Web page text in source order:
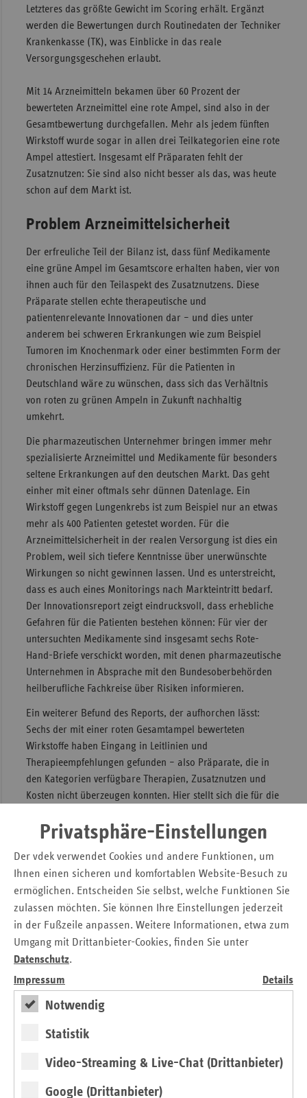
Privatsphäre-Einstellungen
Der vdek verwendet Cookies und andere Funktionen, um
Ihnen einen sicheren und komfortablen Website-Besuch zu
ermöglichen. Entscheiden Sie selbst, welche Funktionen Sie
zulassen möchten. Sie können Ihre Einstellungen jederzeit
in der Fußzeile anpassen. Weitere Informationen, etwa zum
Umgang mit Drittanbieter-Cookies, finden Sie unter
Datenschutz.
Impressum
Details
Notwendig
Statistik
Video-Streaming & Live-Chat (Drittanbieter)
Google (Drittanbieter)
Letzteres das größte Gewicht im Scoring erhält. Ergänzt
werden die Bewertungen durch Routinedaten der Techniker
Krankenkasse (TK), was Einblicke in das reale
Versorgungsgeschehen erlaubt.
Mit 14 Arzneimitteln bekamen über 60 Prozent der
bewerteten Arzneimittel eine rote Ampel, sind also in der
Gesamtbewertung durchgefallen. Mehr als jedem fünften
Wirkstoff wurde sogar in allen drei Teilkategorien eine rote
Ampel attestiert. Insgesamt elf Präparaten fehlt der
Zusatznutzen: Sie sind also nicht besser als das, was heute
schon auf dem Markt ist.
Problem Arzneimittelsicherheit
Der erfreuliche Teil der Bilanz ist, dass fünf Medikamente
eine grüne Ampel im Gesamtscore erhalten haben, vier von
ihnen auch für den Teilaspekt des Zusatznutzens. Diese
Präparate stellen echte therapeutische und
patientenrelevante Innovationen dar – und dies unter
anderem bei schweren Erkrankungen wie zum Beispiel
Tumoren im Knochenmark oder einer bestimmten Form der
chronischen Herzinsuffizienz. Für die Patienten in
Deutschland wäre zu wünschen, dass sich das Verhältnis
von roten zu grünen Ampeln in Zukunft nachhaltig
umkehrt.
Die pharmazeutischen Unternehmer bringen immer mehr
spezialisierte Arzneimittel und Medikamente für besonders
seltene Erkrankungen auf den deutschen Markt. Das geht
einher mit einer oftmals sehr dünnen Datenlage. Ein
Wirkstoff gegen Lungenkrebs ist zum Beispiel nur an etwas
mehr als 400 Patienten getestet worden. Für die
Arzneimittelsicherheit in der realen Versorgung ist dies ein
Problem, weil sich tiefere Kenntnisse über unerwünschte
Wirkungen so nicht gewinnen lassen. Und es unterstreicht,
dass es auch eines Monitorings nach Markteintritt bedarf.
Der Innovationsreport zeigt eindrucksvoll, dass erhebliche
Gefahren für die Patienten bestehen können: Für vier der
untersuchten Medikamente sind insgesamt sechs Rote-
Hand-Briefe verschickt worden, mit denen pharmazeutische
Unternehmen in Absprache mit den Bundesoberbehörden
heilberufliche Fachkreise über Risiken informieren.
Ein weiterer Befund des Reports, der aufhorchen lässt:
Sechs der mit einer roten Gesamtampel bewerteten
Wirkstoffe haben Eingang in Leitlinien und
Therapieempfehlungen gefunden – also Präparate, die in
den Kategorien verfügbare Therapien, Zusatznutzen und
Kosten nicht überzeugen konnten. Hier stellt sich die für die
relevante Frage, wie es um die Unabhängigkeit und
Neutralität bei der Erstellung solcher Empfehlungen bestellt
ist. Cui bono?
Kosten steigen weiter
Neu heißt nicht zwangsläufig besser – aber meistens
teurer. Das zeigt auch der aktuelle
Innovationsreport. Der Umsatz der 2016 neu in den Markt
Millionen Euro und damit rund vier Prozent der gesamten
Arzneimittelausgaben der TK. Nur ein einziges Präparat hat
Packungspreis der untersuchten Medikamente beträgt fast
1.300 Euro und damit rund 25 Prozent mehr als im Vorjahr.
Wenige Präparate treiben die Ausgaben in die Höhe, und
ein Ende der rasanten Steigerungsraten ist nicht in Sicht –